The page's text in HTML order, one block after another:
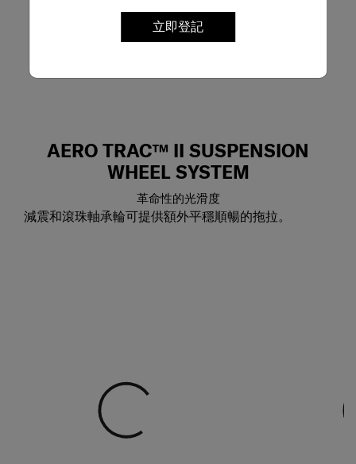
立即登記
AERO TRAC™ II SUSPENSION
WHEEL SYSTEM
革命性的光滑度
減震和滾珠軸承輪可提供額外平穩順暢的拖拉。